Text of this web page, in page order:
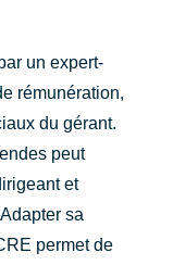
un expert-
rémunération,
du gérant.
peut
et
sa
permet de